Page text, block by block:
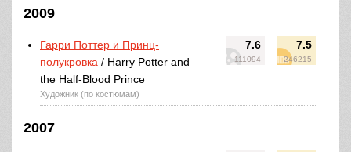
2009
7.6
111094
7.5
246215
Гарри Поттер и Принц-
полукровка / Harry Potter and
the Half-Blood Prince
Художник (по костюмам)
2007